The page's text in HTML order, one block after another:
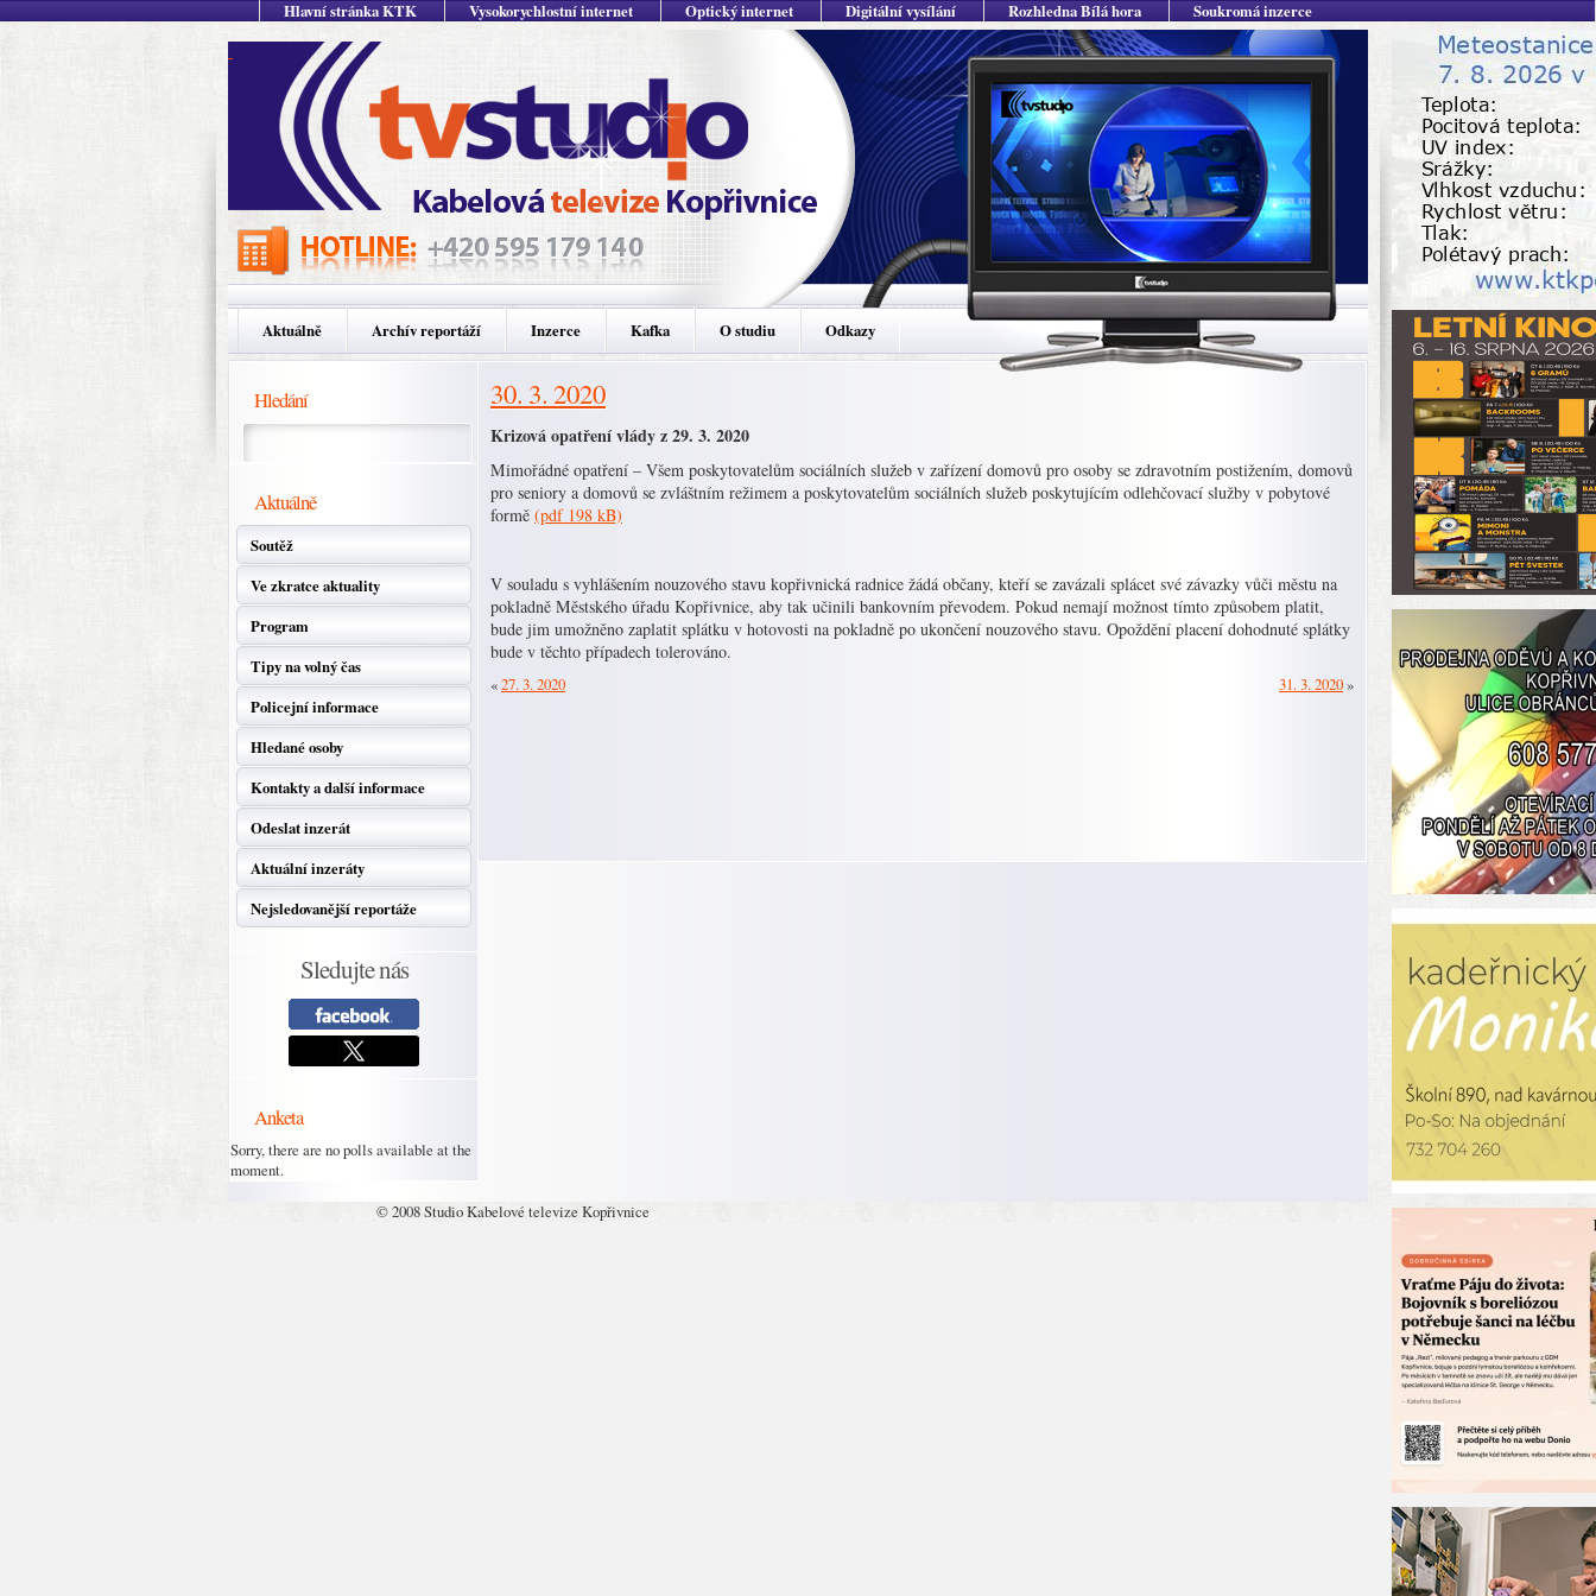
Hlavní stránka KTK Vysokorychlostní internet Optický internet Digitální vysílání Rozhledna Bílá hora Soukromá inzerce
Aktuálně Archív reportáží Inzerce Kafka O studiu Odkazy
Hledání
Aktuálně
Soutěž
Ve zkratce aktuality
Program
Tipy na volný čas
Policejní informace
Hledané osoby
Kontakty a další informace
Odeslat inzerát
Aktuální inzeráty
Nejsledovanější reportáže
Sledujte nás
Anketa
Sorry, there are no polls available at the
moment.
30. 3. 2020
Krizová opatření vlády z 29. 3. 2020
Mimořádné opatření – Všem poskytovatelům sociálních služeb v zařízení domovů pro osoby se zdravotním postižením, domovů
pro seniory a domovů se zvláštním režimem a poskytovatelům sociálních služeb poskytujícím odlehčovací služby v pobytové
formě (pdf 198 kB)
V souladu s vyhlášením nouzového stavu kopřivnická radnice žádá občany, kteří se zavázali splácet své závazky vůči městu na
pokladně Městského úřadu Kopřivnice, aby tak učinili bankovním převodem. Pokud nemají možnost tímto způsobem platit,
bude jim umožněno zaplatit splátku v hotovosti na pokladně po ukončení nouzového stavu. Opoždění placení dohodnuté splátky
bude v těchto případech tolerováno.
«27. 3. 2020 31. 3. 2020»
© 2008 Studio Kabelové televize Kopřivnice